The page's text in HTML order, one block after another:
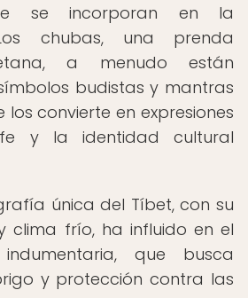
se incorporan en la
chubas, una prenda
a menudo están
budistas y mantras
convierte en expresiones
y la identidad cultural
única del Tíbet, con su
clima frío, ha influido en el
que busca
y protección contra las